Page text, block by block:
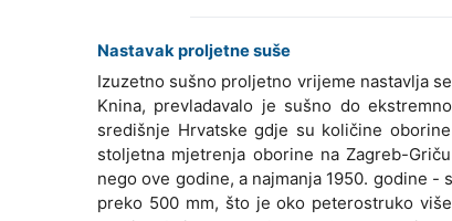
Nastavak proljetne suše
Izuzetno sušno proljetno vrijeme nastavlja
Knina, prevladavalo je sušno do
središnje Hrvatske gdje su količine
stoljetna mjetrenja oborine na Zagreb-
nego ove godine, a najmanja 1950. godine
preko 500 mm, što je oko peterostruko